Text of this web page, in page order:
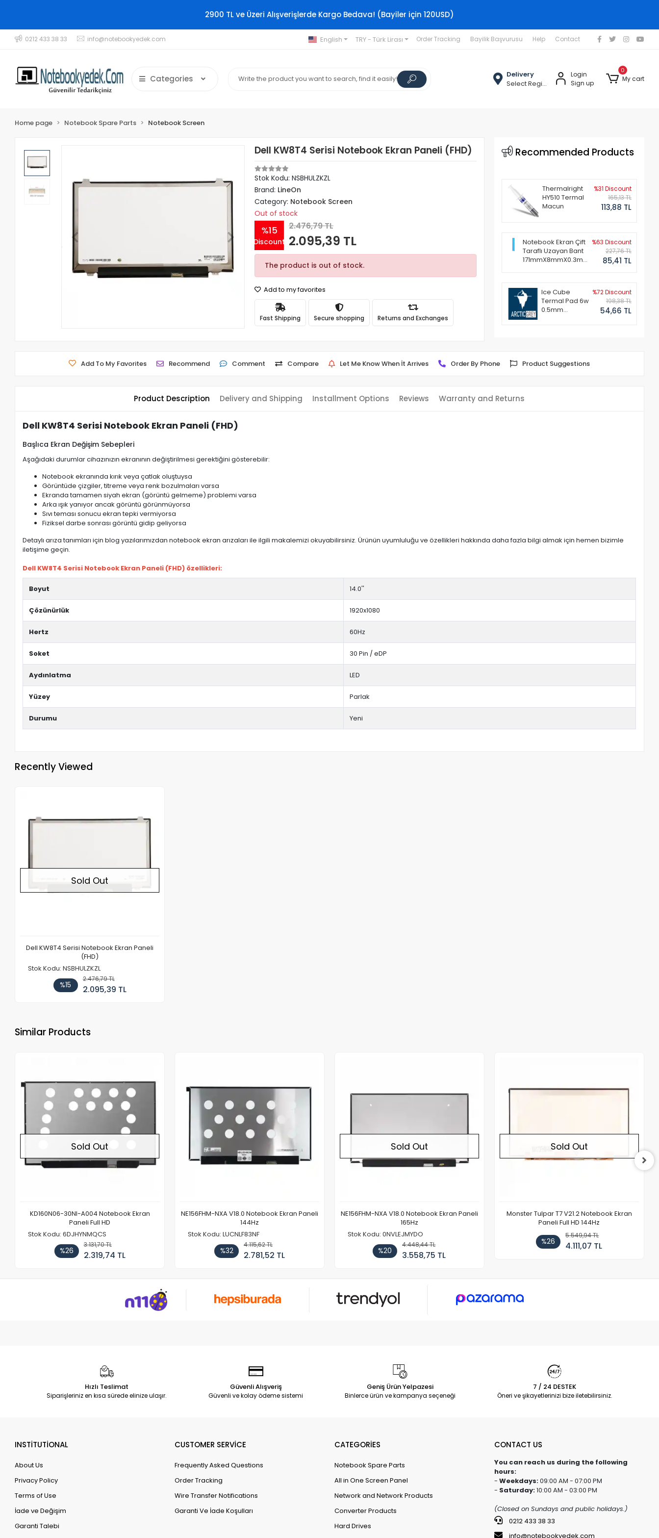
2900 TL ve Üzeri Alışverişlerde Kargo Bedava! (Bayiler için 120USD)
0212 433 38 33 info@notebookyedek.com English TRY - Türk Lirası Order Tracking Bayilik Başvurusu Help Contact
Categories
Delivery
Select Region
Login
Sign up
0
My cart
Home page Notebook Spare Parts Notebook Screen
Dell KW8T4 Serisi Notebook Ekran Paneli (FHD)
Stok Kodu: NSBHULZKZL
Brand: LineOn
Category: Notebook Screen
Out of stock
%15
Discount
2.476,79 TL
2.095,39 TL
The product is out of stock.
Add to my favorites
Fast Shipping Secure shopping Returns and Exchanges
Recommended Products
Thermalright
HY510 Termal
Macun
%31 Discount
165,13 TL
113,88 TL
Notebook Ekran Çift
Taraflı Uzayan Bant
171mmX8mmX0.3mm
%63 Discount
227,76 TL
85,41 TL
Ice Cube
Termal Pad 6w
0.5mm
%72 Discount
198,38 TL
54,66 TL
Add To My Favorites Recommend Comment Compare Let Me Know When İt Arrives Order By Phone Product Suggestions
Product Description Delivery and Shipping Installment Options Reviews Warranty and Returns
Dell KW8T4 Serisi Notebook Ekran Paneli (FHD)
Başlıca Ekran Değişim Sebepleri
Aşağıdaki durumlar cihazınızın ekranının değiştirilmesi gerektiğini gösterebilir:
Notebook ekranında kırık veya çatlak oluştuysa
Görüntüde çizgiler, titreme veya renk bozulmaları varsa
Ekranda tamamen siyah ekran (görüntü gelmeme) problemi varsa
Arka ışık yanıyor ancak görüntü görünmüyorsa
Sıvı teması sonucu ekran tepki vermiyorsa
Fiziksel darbe sonrası görüntü gidip geliyorsa
Detaylı arıza tanımları için blog yazılarımızdan notebook ekran arızaları ile ilgili makalemizi okuyabilirsiniz. Ürünün uyumluluğu ve özellikleri hakkında daha fazla bilgi almak için hemen bizimle
iletişime geçin.
Dell KW8T4 Serisi Notebook Ekran Paneli (FHD) özellikleri:
Boyut 14.0''
Çözünürlük 1920x1080
Hertz 60Hz
Soket 30 Pin / eDP
Aydınlatma LED
Yüzey Parlak
Durumu Yeni
Recently Viewed
Sold Out
Dell KW8T4 Serisi Notebook Ekran Paneli
(FHD)
Stok Kodu: NSBHULZKZL
%15
2.476,79 TL
2.095,39 TL
Similar Products
Sold Out
KD160N06-30NI-A004 Notebook Ekran
Paneli Full HD
Stok Kodu: 6DJHYNMQCS
%26
3.131,70 TL
2.319,74 TL
NE156FHM-NXA V18.0 Notebook Ekran Paneli
144Hz
Stok Kodu: LUCNLF83NF
%32
4.115,62 TL
2.781,52 TL
Sold Out
NE156FHM-NXA V18.0 Notebook Ekran Paneli
165Hz
Stok Kodu: 0NVLEJMYDO
%20
4.448,44 TL
3.558,75 TL
Sold Out
Monster Tulpar T7 V21.2 Notebook Ekran
Paneli Full HD 144Hz
%26
5.549,94 TL
4.111,07 TL
Hızlı Teslimat
Siparişleriniz en kısa sürede elinize ulaşır.
Güvenli Alışveriş
Güvenli ve kolay ödeme sistemi
Geniş Ürün Yelpazesi
Binlerce ürün ve kampanya seçeneği
7 / 24 DESTEK
Öneri ve şikayetlerinizi bize iletebilirsiniz.
INSTİTUTİONAL
About Us
Privacy Policy
Terms of Use
İade ve Değişim
Garanti Talebi
CUSTOMER SERVİCE
Frequently Asked Questions
Order Tracking
Wire Transfer Notifications
Garanti Ve İade Koşulları
CATEGORİES
Notebook Spare Parts
All in One Screen Panel
Network and Network Products
Converter Products
Hard Drives
CONTACT US
You can reach us during the following
hours:
- Weekdays:09:00 AM - 07:00 PM
- Saturday:10:00 AM - 03:00 PM
(Closed on Sundays and public holidays.)
0212 433 38 33
info@notebookyedek.com